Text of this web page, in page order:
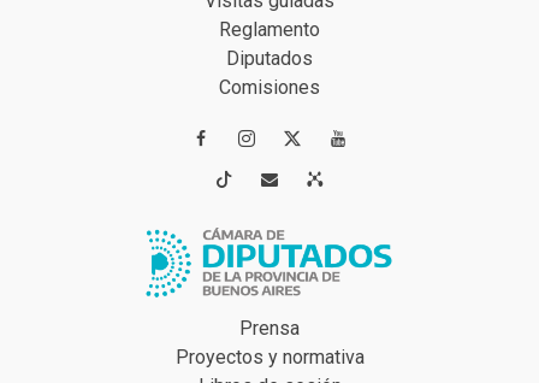
Reglamento
Diputados
Comisiones
 
 
Prensa
Proyectos y normativa